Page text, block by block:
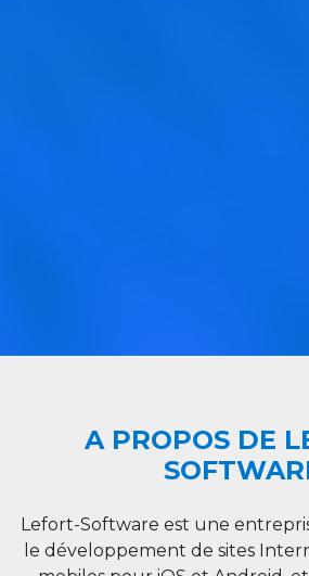
A PROPOS DE
Lefort-Software est une
le développement de sites